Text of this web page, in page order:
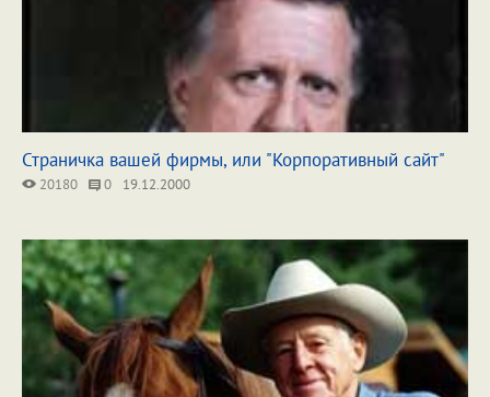
Страничка вашей фирмы, или "Корпоративный сайт"
20180 0 19.12.2000